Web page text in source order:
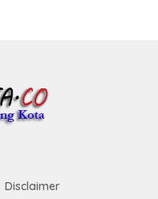
Disclaimer